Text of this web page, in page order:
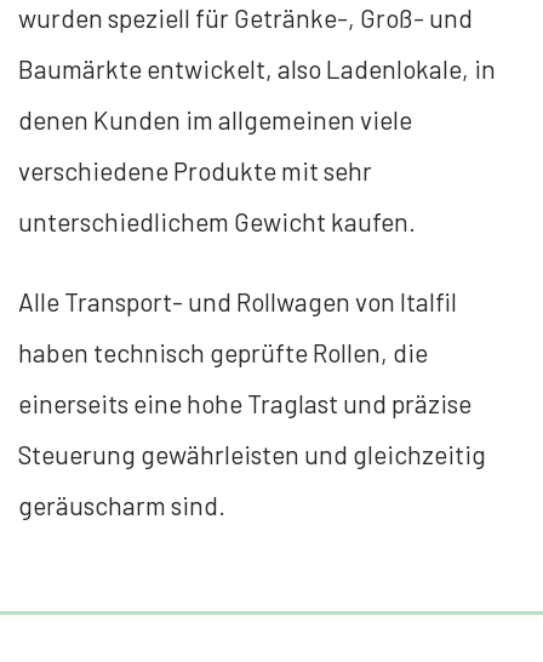
wurden speziell für Getränke-, Groß- und
Baumärkte entwickelt, also Ladenlokale, in
denen Kunden im allgemeinen viele
verschiedene Produkte mit sehr
unterschiedlichem Gewicht kaufen.
Alle Transport- und Rollwagen von Italfil
haben technisch geprüfte Rollen, die
einerseits eine hohe Traglast und präzise
Steuerung gewährleisten und gleichzeitig
geräuscharm sind.